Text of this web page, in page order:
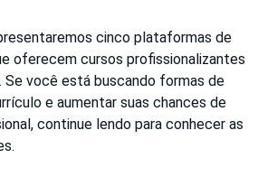
cinco plataformas de
oferecem cursos profissionalizantes
Se você está buscando formas de
e aumentar suas chances de
continue lendo para conhecer as